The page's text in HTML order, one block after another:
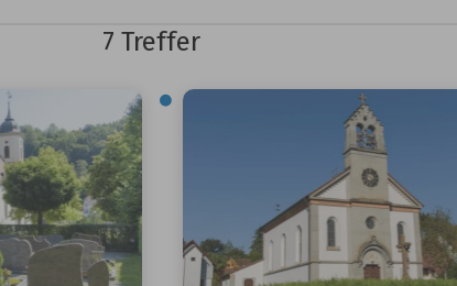
7 Treffer